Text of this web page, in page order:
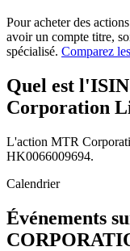
Pour acheter des
avoir un compte titre,
spécialisé. Comparez
Quel est
Corporation
L'action MTR
HK0066009694.
Calendrier
Événements